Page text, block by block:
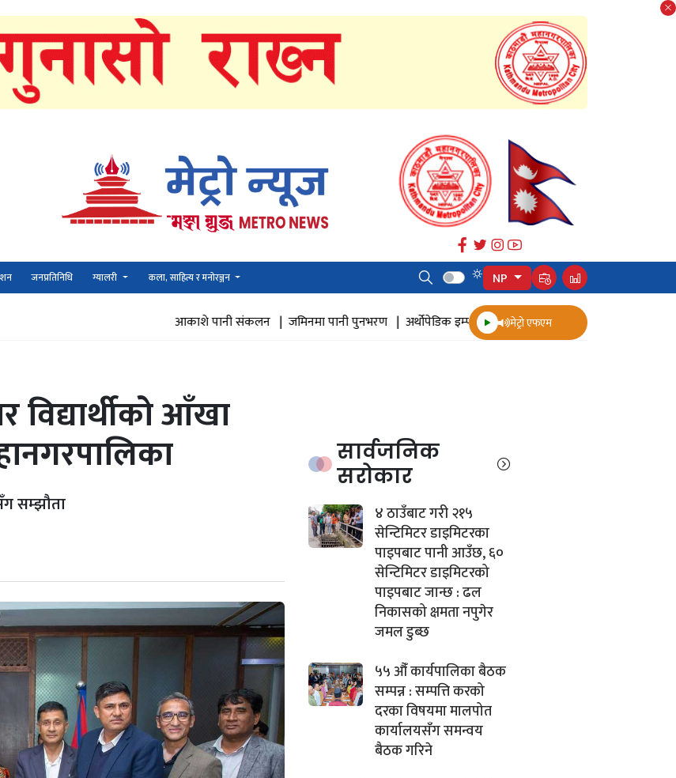
जनप्रतिनिधि ग्यालरी कला, साहित्य र मनोरञ्जन NP
आकाशे पानी संकलन |जमिनमा पानी पुनभरण |अर्थोपेडिक इम्प्लान्ट |ज्येष्ठ नागरिक स्वास्थ्य सर्वेक्षण |
मेट्रो एफएम
विद्यार्थीको आँखा
सम्झौता
सार्वजनिक
सरोकार
४ ठाउँबाट गरी २१५
सेन्टिमिटर डाइमिटरका
पाइपबाट पानी आउँछ, ६०
सेन्टिमिटर डाइमिटरको
पाइपबाट जान्छ : ढल
निकासको क्षमता नपुगेर
जमल डुब्छ
५५ औँ कार्यपालिका बैठक
सम्पन्न : सम्पत्ति करको
दरका विषयमा मालपोत
कार्यालयसँग समन्वय
बैठक गरिने